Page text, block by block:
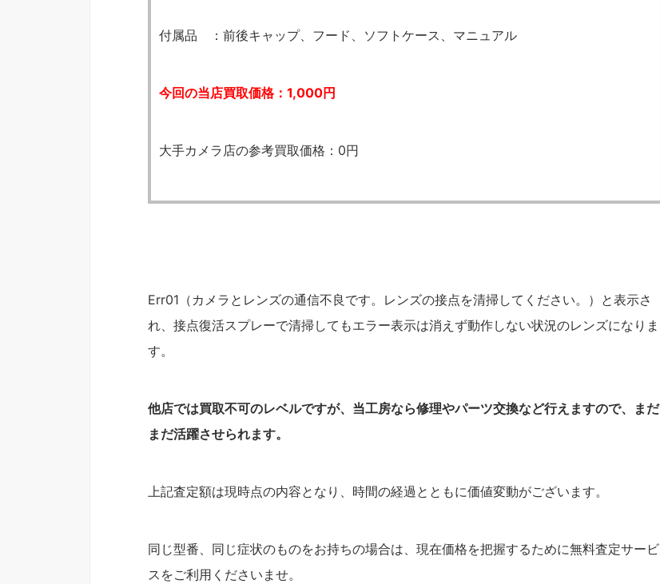
付属品 ：前後キャップ、フード、ソフトケース、マニュアル
今回の当店買取価格：1,000円
大手カメラ店の参考買取価格：0円
Err01（カメラとレンズの通信不良です。レンズの接点を清掃してください。）と表示さ
れ、接点復活スプレーで清掃してもエラー表示は消えず動作しない状況のレンズになりま
す。
他店では買取不可のレベルですが、当工房なら修理やパーツ交換など行えますので、まだ
まだ活躍させられます。
上記査定額は現時点の内容となり、時間の経過とともに価値変動がございます。
同じ型番、同じ症状のものをお持ちの場合は、現在価格を把握するために無料査定サービ
スをご利用くださいませ。